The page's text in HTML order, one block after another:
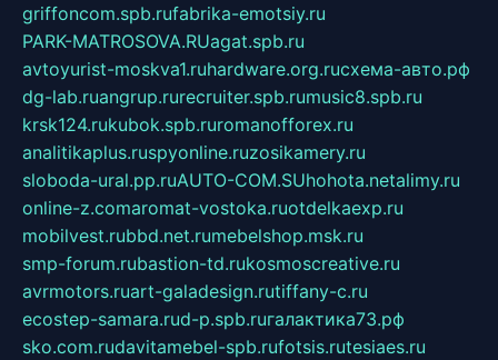
griffoncom.spb.rufabrika-emotsiy.ru
PARK-MATROSOVA.RUagat.spb.ru
avtoyurist-moskva1.ruhardware.org.ruсхема-авто.рф
dg-lab.ruangrup.rurecruiter.spb.rumusic8.spb.ru
krsk124.rukubok.spb.ruromanofforex.ru
analitikaplus.ruspyonline.ruzosikamery.ru
sloboda-ural.pp.ruAUTO-COM.SUhohota.netalimy.ru
online-z.comaromat-vostoka.ruotdelkaexp.ru
mobilvest.rubbd.net.rumebelshop.msk.ru
smp-forum.rubastion-td.rukosmoscreative.ru
avrmotors.ruart-galadesign.rutiffany-c.ru
ecostep-samara.rud-p.spb.ruгалактика73.рф
sko.com.rudavitamebel-spb.rufotsis.rutesiaes.ru